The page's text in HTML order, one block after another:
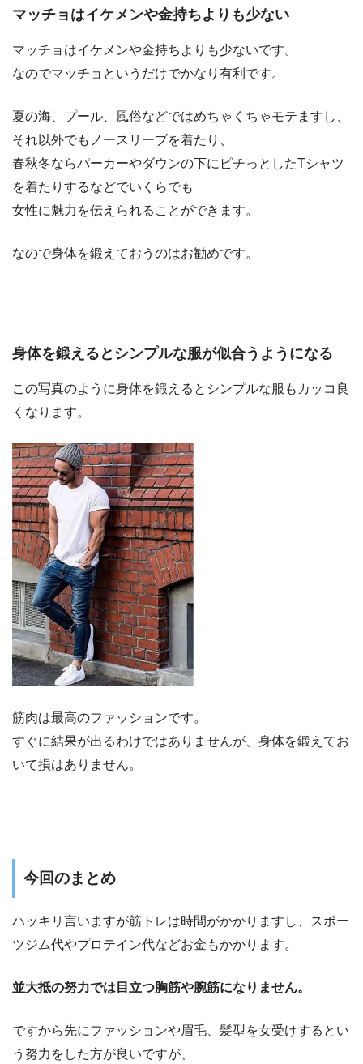
マッチョはイケメンや金持ちよりも少ない
マッチョはイケメンや金持ちよりも少ないです。
なのでマッチョというだけでかなり有利です。
夏の海、プール、風俗などではめちゃくちゃモテますし、
それ以外でもノースリーブを着たり、
春秋冬ならパーカーやダウンの下にピチっとしたTシャツ
を着たりするなどでいくらでも
女性に魅力を伝えられることができます。
なので身体を鍛えておうのはお勧めです。
身体を鍛えるとシンプルな服が似合うようになる
この写真のように身体を鍛えるとシンプルな服もカッコ良
くなります。
筋肉は最高のファッションです。
すぐに結果が出るわけではありませんが、身体を鍛えてお
いて損はありません。
今回のまとめ
ハッキリ言いますが筋トレは時間がかかりますし、スポー
ツジム代やプロテイン代などお金もかかります。
並大抵の努力では目立つ胸筋や腕筋になりません。
ですから先にファッションや眉毛、髪型を女受けするとい
う努力をした方が良いですが、